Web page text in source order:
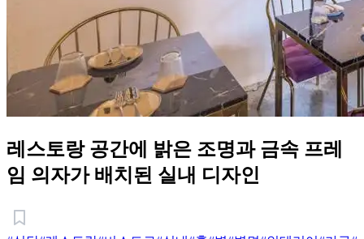
레스토랑 공간에 밝은 조명과 금속 프레
임 의자가 배치된 실내 디자인